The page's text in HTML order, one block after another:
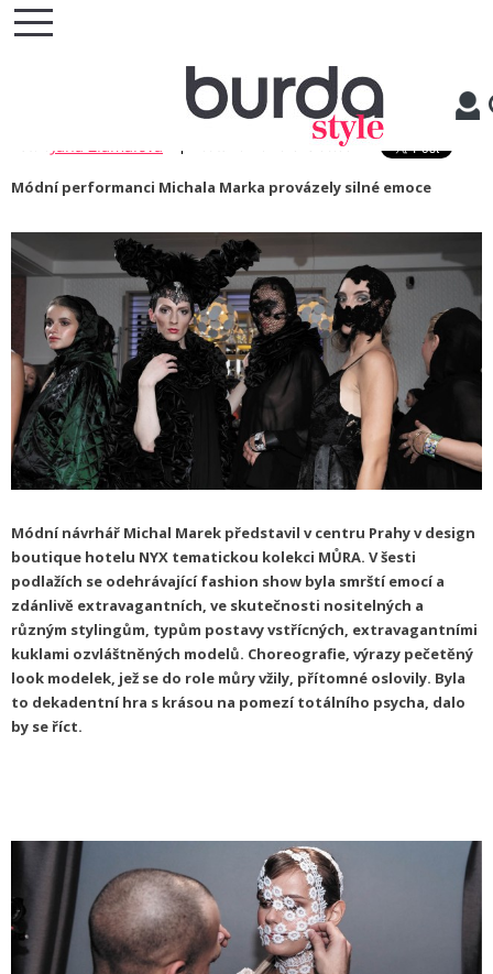
Jana Zlámalová datum: 27.11.2018 06:00
Módní performanci Michala Marka provázely silné emoce
Módní návrhář Michal Marek představil v centru Prahy v design
boutique hotelu NYX tematickou kolekci MŮRA. V šesti
podlažích se odehrávající fashion show byla smrští emocí a
zdánlivě extravagantních, ve skutečnosti nositelných a
různým stylingům, typům postavy vstřícných, extravagantními
kuklami ozvláštněných modelů. Choreografie, výrazy pečetěný
look modelek, jež se do role můry vžily, přítomné oslovily. Byla
to dekadentní hra s krásou na pomezí totálního psycha, dalo
by se říct.